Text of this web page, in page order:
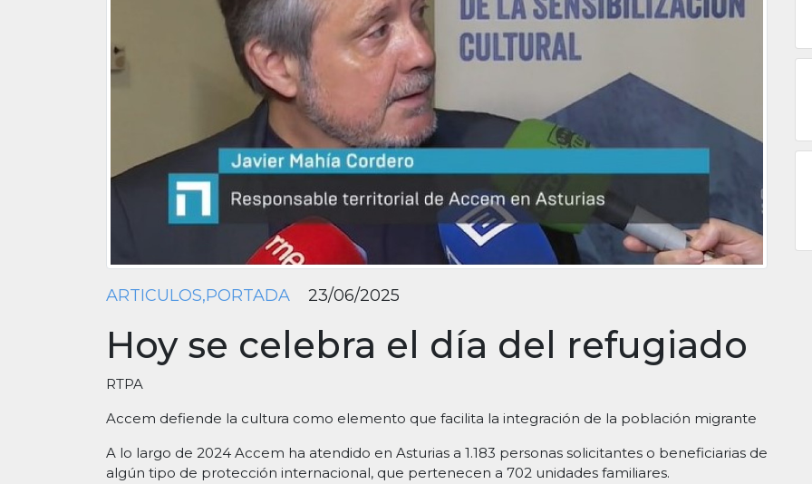
ARTICULOS,PORTADA 23/06/2025
Hoy se celebra el día del refugiado
RTPA
Accem defiende la cultura como elemento que facilita la integración de la población migrante
A lo largo de 2024 Accem ha atendido en Asturias a 1.183 personas solicitantes o beneficiarias de
algún tipo de protección internacional, que pertenecen a 702 unidades familiares.